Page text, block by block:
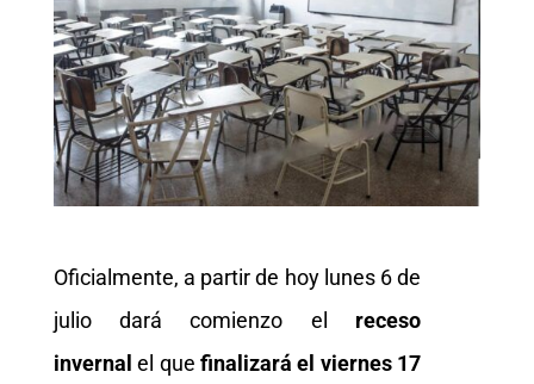
Oficialmente, a partir de hoy lunes 6 de
julio dará comienzo el receso
invernalel que finalizará el viernes 17